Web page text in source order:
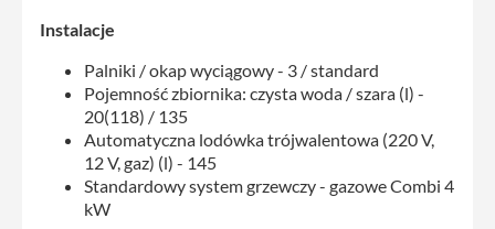
Instalacje
Palniki / okap wyciągowy - 3 / standard
Pojemność zbiornika: czysta woda / szara (l) -
20(118) / 135
Automatyczna lodówka trójwalentowa (220 V,
12 V, gaz) (l) - 145
Standardowy system grzewczy - gazowe Combi 4
kW